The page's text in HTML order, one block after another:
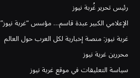
رئيس تحرير غُربة نيوز
الإعلامي الكبير عبدة قاسم… مؤسس “غربة نيوز”
غربة نيوز: منصة إخبارية لكل العرب حول العالم
محررين غربة نيوز
سياسة التعليقات في موقع غربة نيوز